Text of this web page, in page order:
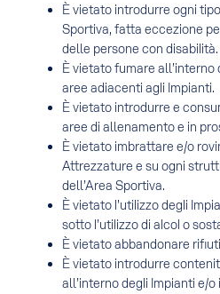
È vietato introdurre ogni
Sportiva, fatta eccezione
delle persone con disabilità.
È vietato fumare all’interno
aree adiacenti agli Impianti.
È vietato introdurre e
aree di allenamento e in
È vietato imbrattare e/o
Attrezzature e su ogni
dell’Area Sportiva.
È vietato l’utilizzo degli
sotto l’utilizzo di alcol o
È vietato abbandonare
È vietato introdurre
all’interno degli Impianti e/